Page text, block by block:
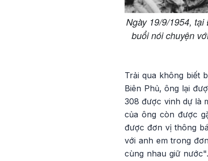
Ngày 19/9/1954,
buổi nói chuyện
Trải qua không biết
Biên Phủ, ông lại
308 được vinh dự là
của ông còn được
được đơn vị thông
với anh em trong
cùng nhau giữ